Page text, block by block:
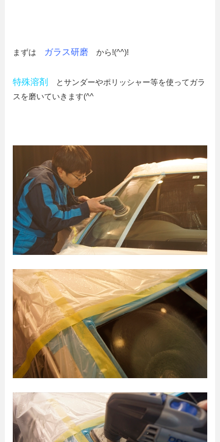
まずは ガラス研磨 から!(^^)!
特殊溶剤
とサンダーやポリッシャー等を使ってガラ
スを磨いていきます(^^ゞ